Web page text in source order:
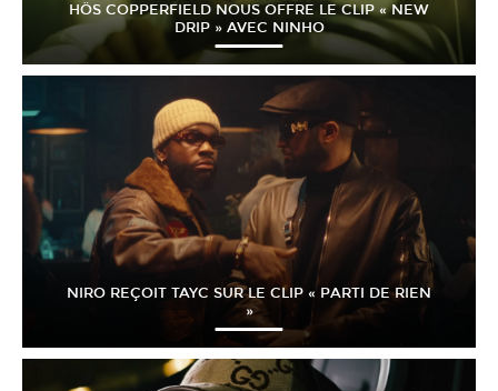
HÖS COPPERFIELD NOUS OFFRE LE CLIP « NEW
DRIP » AVEC NINHO
NIRO REÇOIT TAYC SUR LE CLIP « PARTI DE RIEN
»